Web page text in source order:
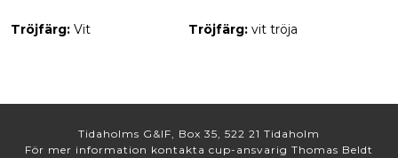
Tröjfärg: Vit Tröjfärg: vit tröja
Tidaholms G&IF, Box 35, 522 21 Tidaholm
För mer information kontakta cup-ansvarig Thomas Beldt